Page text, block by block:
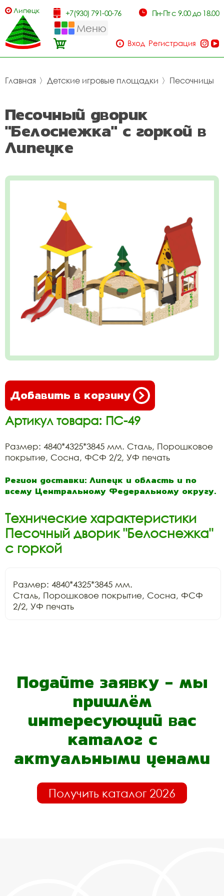
Липецк +7(930) 791-00-76 Пн-Пт с 9.00 до 18.00
Меню
Вход Регистрация
Главная 〉 Детские игровые площадки 〉 Песочницы
Песочный дворик
"Белоснежка" с горкой в
Липецке
Добавить в корзину
Артикул товара: ПС-49
Размер: 4840*4325*3845 мм. Сталь, Порошковое
покрытие, Сосна, ФСФ 2/2, УФ печать
Регион доставки: Липецк и область и по
всему Центральному Федеральному округу.
Технические характеристики
Песочный дворик "Белоснежка"
с горкой
Размер: 4840*4325*3845 мм.
Сталь, Порошковое покрытие, Сосна, ФСФ
2/2, УФ печать
Подайте заявку - мы
пришлём
интересующий вас
каталог с
актуальными ценами
Получить каталог 2026